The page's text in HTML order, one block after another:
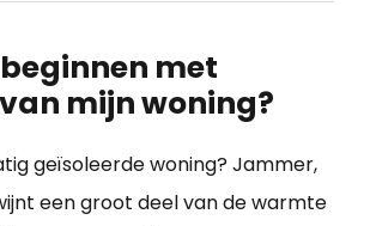
met
mijn woning?
geïsoleerde woning? Jammer,
een groot deel van de warmte